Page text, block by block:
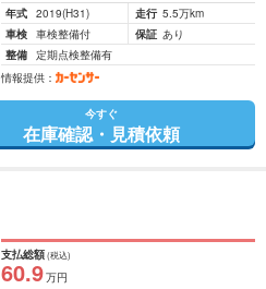
年式 2019(H31) 走行 5.5万km
車検 車検整備付 保証 あり
整備 定期点検整備有
情報提供：
今すぐ
在庫確認・見積依頼
支払総額(税込)
60.9万円